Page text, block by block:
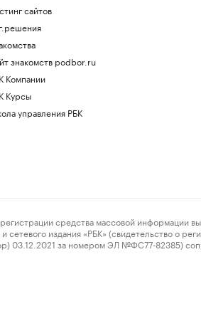
сайтов
знакомств podbor.ru
Компании
Курсы
управления РБК
средства массовой информации
издания «РБК» (свидетельство о
03.12.2021 за номером ЭЛ №ФС77-82385)